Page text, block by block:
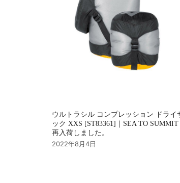
ウルトラシル コンプレッション ドライ
ック XXS [ST83361]｜SEA TO SUMMIT
再入荷しました。
2022年8月4日